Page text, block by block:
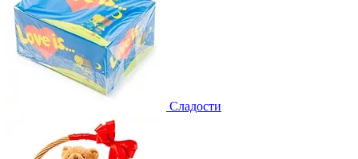
Сладости